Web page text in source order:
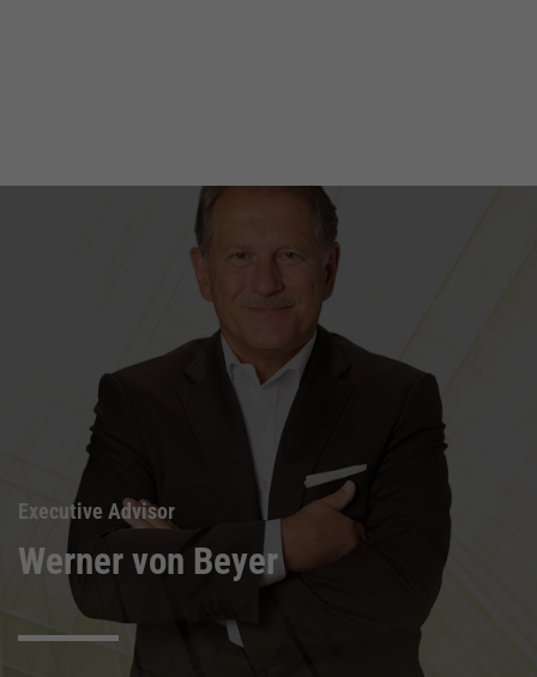
Executive Advisor
Werner von Beyer